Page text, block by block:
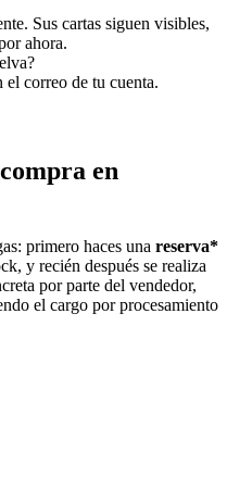
Sus cartas siguen visibles,
ahora.
correo de tu cuenta.
en
primero haces una reserva*
y recién después se realiza
por parte del vendedor,
el cargo por procesamiento